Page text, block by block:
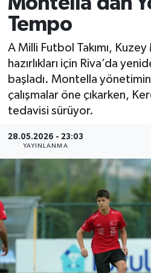
Tempo
A Milli Futbol Takımı,
hazırlıkları için Riva’da
başladı. Montella
çalışmalar öne çıkarken,
tedavisi sürüyor.
28.05.2026 - 23:03
YAYINLANMA
MAGAZİN
ÖZEL HABER
RESMİ İLANLAR
SAĞLIK
SİYASET
SOSYAL YARDIMLAR
SPONSORLU YAZI
SPOR
TEKNOLOJİ